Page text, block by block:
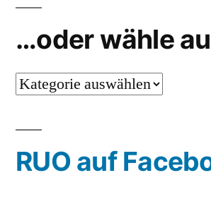
…oder wähle
…
aus…
RUO auf